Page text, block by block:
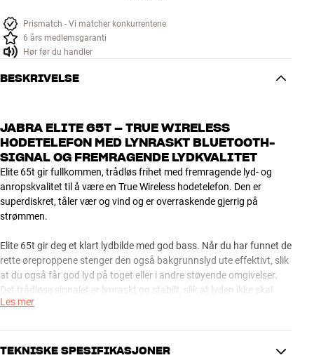
Prismatch - Vi matcher konkurrentene
6 års medlemsgaranti
Hør før du handler
BESKRIVELSE
JABRA ELITE 65T – TRUE WIRELESS
HODETELEFON MED LYNRASKT BLUETOOTH-
SIGNAL OG FREMRAGENDE LYDKVALITET
Elite 65t gir fullkommen, trådløs frihet med fremragende lyd- og
anropskvalitet til å være en True Wireless hodetelefon. Den er
superdiskret, tåler vær og vind og er overraskende gjerrig på
strømmen.
Elite 65t gir deg et klart lydbilde med god bass. Når du har funnet de
rette øreproppene stenger den også bakgrunnslyd ute effektivt, slik
at du også får god lyd på toget eller i andre støyende omgivelser.
Det trådløse signalet er lynraskt og stabilt, slik at lyden ikke skal
hakke eller går ut av sync. Du kan for eksempel fint bruke Elite 65t
fungerer dårlig.
Les mer
TEKNISKE SPESIFIKASJONER